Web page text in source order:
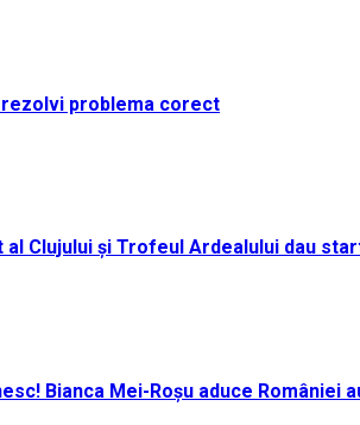
rezolvi problema corect
Clujului și Trofeul Ardealului dau
Bianca Mei-Roșu aduce